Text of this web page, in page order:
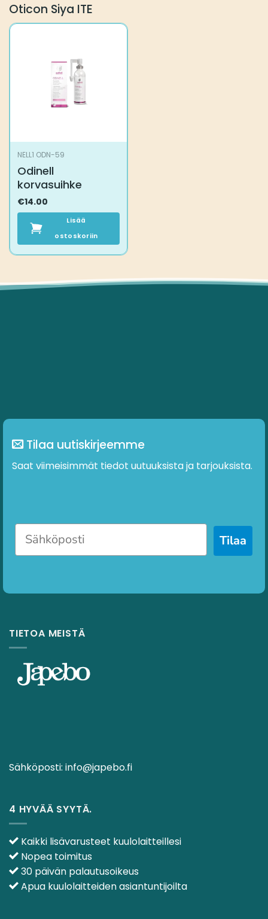
Oticon Siya ITE
NELL1 ODN-59
Odinell
korvasuihke
€14.00
Lisää
ostoskoriin
Tilaa uutiskirjeemme
Saat viimeisimmät tiedot uutuuksista ja tarjouksista.
Tilaa
TIETOA MEISTÄ
Sähköposti: info@japebo.fi
4 HYVÄÄ SYYTÄ.
Kaikki lisävarusteet kuulolaitteillesi
Nopea toimitus
30 päivän palautusoikeus
Apua kuulolaitteiden asiantuntijoilta